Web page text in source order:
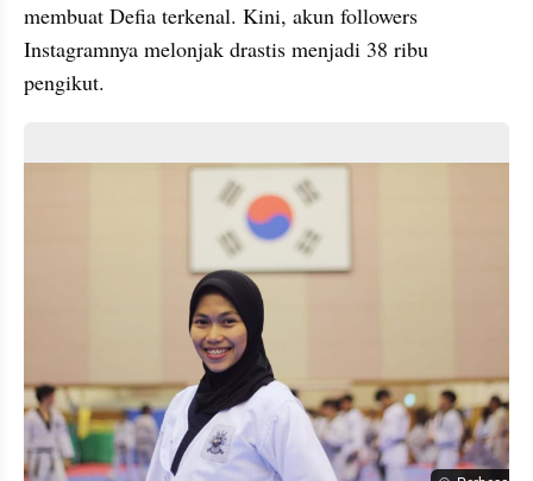
membuat Defia terkenal. Kini, akun followers
Instagramnya melonjak drastis menjadi 38 ribu
pengikut.